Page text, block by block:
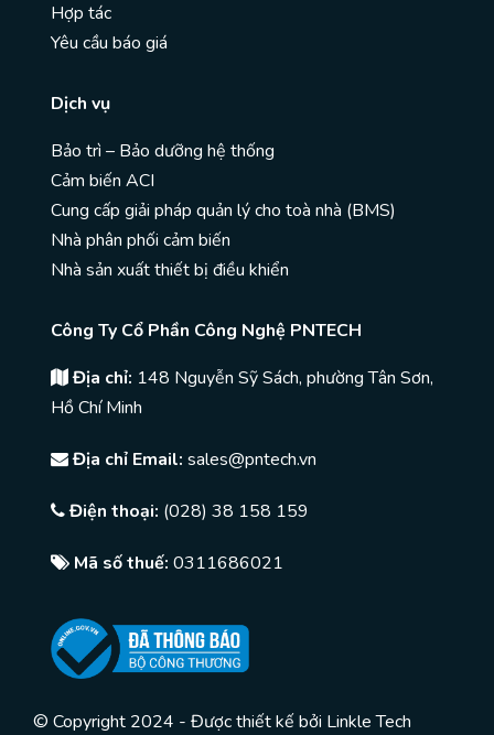
Hợp tác
Yêu cầu báo giá
Dịch vụ
Bảo trì – Bảo dưỡng hệ thống
Cảm biến ACI
Cung cấp giải pháp quản lý cho toà nhà (BMS)
Nhà phân phối cảm biến
Nhà sản xuất thiết bị điều khiển
Công Ty Cổ Phần Công Nghệ PNTECH
Địa chỉ: 148 Nguyễn Sỹ Sách, phường Tân Sơn,
Hồ Chí Minh
Địa chỉ Email: sales@pntech.vn
Điện thoại: (028) 38 158 159
Mã số thuế: 0311686021
© Copyright 2024 - Được thiết kế bởi Linkle Tech